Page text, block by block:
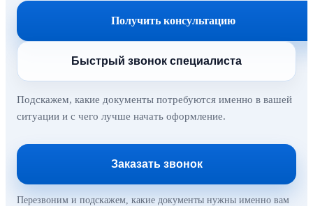
Получить консультацию
Быстрый звонок специалиста
Подскажем, какие документы потребуются именно в вашей
ситуации и с чего лучше начать оформление.
Заказать звонок
Перезвоним и подскажем, какие документы нужны именно вам